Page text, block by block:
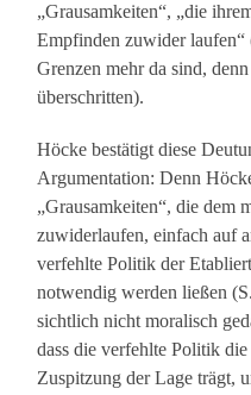
„Grausamkeiten“, „die
Empfinden zuwider laufen“
Grenzen mehr da sind,
überschritten).
Höcke bestätigt diese
Argumentation: Denn
„Grausamkeiten“, die dem
zuwiderlaufen, einfach auf
verfehlte Politik der
notwendig werden ließen
sichtlich nicht moralisch
dass die verfehlte Politik
Zuspitzung der Lage trägt,